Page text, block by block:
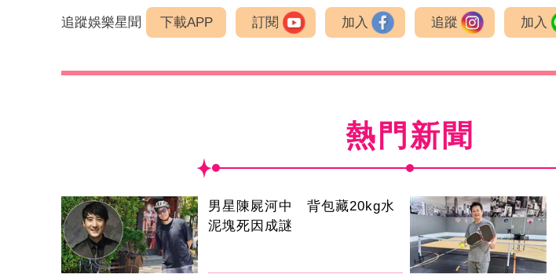
追蹤娛樂星聞 下載APP 訂閱 加入 追蹤 加入
熱門新聞
男星陳屍河中 背包藏20kg水
泥塊死因成謎